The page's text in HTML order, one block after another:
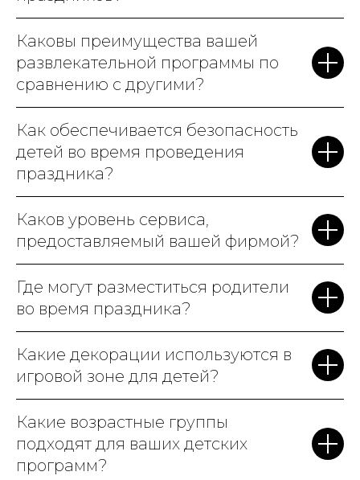
Мортом! Аниматоры –
настоящие профессионалы,
видно, что детям с ними
весело. Особенно
беспокоиться о деталях.
Всё, от украшения зала, до
кейтеринга, было на высшем
уровне. Родители и дети были
в полном восторге. Мы точно
к вам вернемся на
следующийдень рождения!
Каковы преимущества вашей
развлекательной программы по
сравнению с другими?
Как обеспечивается безопасность
детей во время проведения
праздника?
Каков уровень сервиса,
предоставляемый вашей фирмой?
Где могут разместиться родители
во время праздника?
Какие декорации используются в
игровой зоне для детей?
Какие возрастные группы
подходят для ваших детских
программ?